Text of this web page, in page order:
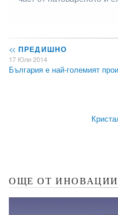
<< ПРЕДИШНО
17 Юли 2014
България е най-големият
ОЩЕ ОТ ИНОВАЦИИ